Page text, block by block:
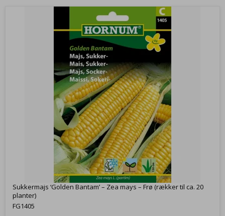
Sukkermajs ‘Golden Bantam’ – Zea mays – Frø (rækker til ca. 20
planter)
FG1405